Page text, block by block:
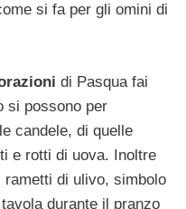
si fa per gli omini di
di Pasqua fai
si possono per
candele, di quelle
e rotti di uova. Inoltre
di ulivo, simbolo
durante il pranzo